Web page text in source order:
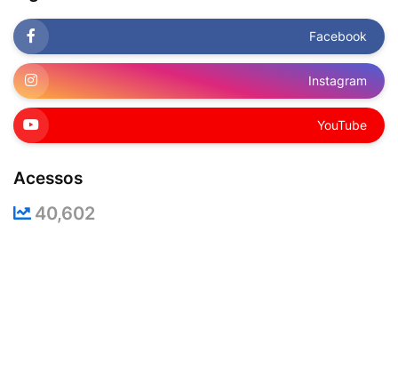
Facebook
Instagram
YouTube
Acessos
40,602